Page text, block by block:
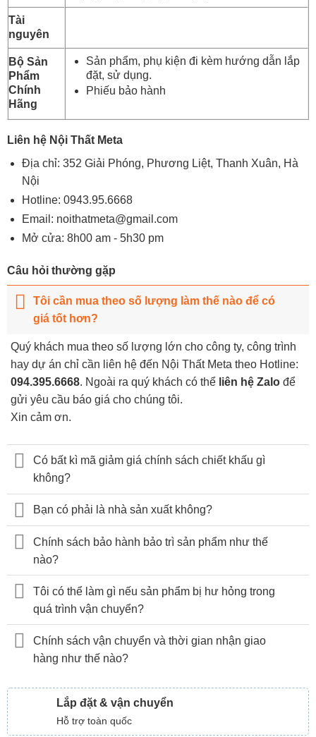
Tài
nguyên
Bộ Sản
Phẩm
Chính
Hãng
Sản phẩm, phụ kiện đi kèm hướng dẫn lắp
đặt, sử dụng.
Phiếu bảo hành
Liên hệ Nội Thất Meta
Địa chỉ: 352 Giải Phóng, Phương Liệt, Thanh Xuân, Hà
Nội
Hotline: 0943.95.6668
Email: noithatmeta@gmail.com
Mở cửa: 8h00 am - 5h30 pm
Câu hỏi thường gặp
Tôi cần mua theo số lượng làm thế nào để có
giá tốt hơn?
Quý khách mua theo số lượng lớn cho công ty, công trình
hay dự án chỉ cần liên hệ đến Nội Thất Meta theo Hotline:
094.395.6668. Ngoài ra quý khách có thể liên hệ Zalo để
gửi yêu cầu báo giá cho chúng tôi.
Xin cảm ơn.
Có bất kì mã giảm giá chính sách chiết khấu gì
không?
Bạn có phải là nhà sản xuất không?
Chính sách bảo hành bảo trì sản phẩm như thế
nào?
Tôi có thể làm gì nếu sản phẩm bị hư hỏng trong
quá trình vận chuyển?
Chính sách vận chuyển và thời gian nhận giao
hàng như thế nào?
Lắp đặt & vận chuyển
Hỗ trợ toàn quốc